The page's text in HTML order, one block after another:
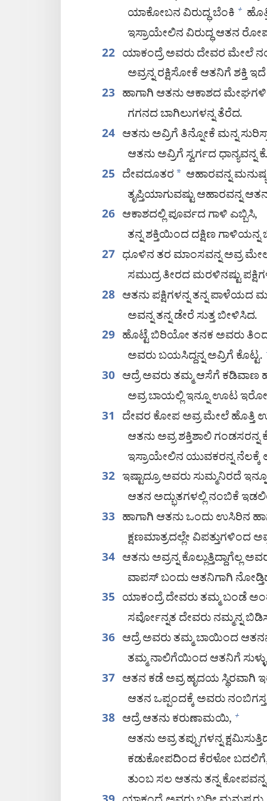
ಯಾಕೋಬನ ವಿರುದ್ಧ ಬೆಂಕಿ +
ಇಸ್ರಾಯೇಲಿನ ವಿರುದ್ಧ ಆತನ
22 ಯಾಕಂದ್ರೆ ಅವರು ದೇವರ ಮೇಲೆ
ಅವ್ರನ್ನ ರಕ್ಷಿಸೋಕೆ ಆತನಿಗೆ ಶಕ್ತಿ
23 ಹಾಗಾಗಿ ಆತನು ಆಕಾಶದ
ಗಗನದ ಬಾಗಿಲುಗಳನ್ನ ತೆರೆದ.
24 ಆತನು ಅವ್ರಿಗೆ ತಿನ್ನೋಕೆ ಮನ್ನ
ಆತನು ಅವ್ರಿಗೆ ಸ್ವರ್ಗದ ಧಾನ್ಯವನ್ನ
25 ದೇವದೂತರ * ಆಹಾರವನ್ನ
ತೃಪ್ತಿಯಾಗುವಷ್ಟು ಆಹಾರವನ್ನ
26 ಆಕಾಶದಲ್ಲಿ ಪೂರ್ವದ ಗಾಳಿ ಎಬ್ಬಿಸಿ,
ತನ್ನ ಶಕ್ತಿಯಿಂದ ದಕ್ಷಿಣ
27 ಧೂಳಿನ ತರ ಮಾಂಸವನ್ನ ಅವ್ರ
ಸಮುದ್ರ ತೀರದ ಮರಳಿನಷ್ಟು
28 ಆತನು ಪಕ್ಷಿಗಳನ್ನ ತನ್ನ ಪಾಳೆಯದ
ಅವನ್ನ ತನ್ನ ಡೇರೆ ಸುತ್ತ ಬೀಳಿಸಿದ.
29 ಹೊಟ್ಟೆ ಬಿರಿಯೋ ತನಕ ಅವರು
ಅವರು ಬಯಸಿದ್ದನ್ನ ಅವ್ರಿಗೆ ಕೊಟ್ಟ.
30 ಆದ್ರೆ ಅವರು ತಮ್ಮ ಆಸೆಗೆ ಕಡಿವಾಣ
ಅವ್ರ ಬಾಯಲ್ಲಿ ಇನ್ನೂ ಊಟ
31
ದೇವರ ಕೋಪ ಅವ್ರ ಮೇಲೆ ಹೊತ್ತಿ
ಆತನು ಅವ್ರ ಶಕ್ತಿಶಾಲಿ
ಇಸ್ರಾಯೇಲಿನ ಯುವಕರನ್ನ
32 ಇಷ್ಟಾದ್ರೂ ಅವರು ಸುಮ್ಮನಿರದೆ
ಆತನ ಅದ್ಭುತಗಳಲ್ಲಿ ನಂಬಿಕೆ
33 ಹಾಗಾಗಿ ಆತನು ಒಂದು ಉಸಿರಿನ
ಕ್ಷಣಮಾತ್ರದಲ್ಲೇ ವಿಪತ್ತುಗಳಿಂದ
34 ಆತನು ಅವ್ರನ್ನ ಕೊಲ್ಲುತ್ತಿದ್ದಾಗೆಲ್ಲ
ವಾಪಸ್‌ ಬಂದು ಆತನಿಗಾಗಿ
35 ಯಾಕಂದ್ರೆ ದೇವರು ತಮ್ಮ ಬಂಡೆ
ಸರ್ವೋನ್ನತ ದೇವರು ನಮ್ಮನ್ನ
36 ಆದ್ರೆ ಅವರು ತಮ್ಮ ಬಾಯಿಂದ
ತಮ್ಮ ನಾಲಿಗೆಯಿಂದ ಆತನಿಗೆ ಸುಳ್ಳು
37 ಆತನ ಕಡೆ ಅವ್ರ ಹೃದಯ ಸ್ಥಿರವಾಗಿ
ಆತನ ಒಪ್ಪಂದಕ್ಕೆ ಅವರು
38 ಆದ್ರೆ ಆತನು ಕರುಣಾಮಯಿ, +
ಆತನು ಅವ್ರ ತಪ್ಪುಗಳನ್ನ
ಕಡುಕೋಪದಿಂದ ಕೆರಳೋ
ತುಂಬ ಸಲ ಆತನು ತನ್ನ ಕೋಪವನ್ನ